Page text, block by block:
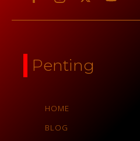
Penting
HOME
BLOG